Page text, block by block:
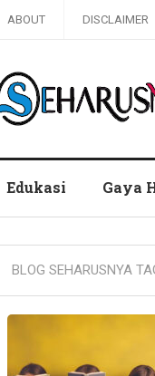
ABOUT DISCLAIMER
Edukasi Gaya
BLOG SEHARUSNYA